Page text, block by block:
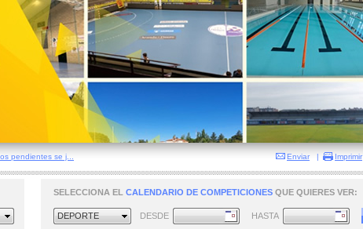
pendientes se j... Enviar | Imprimir
SELECCIONA EL CALENDARIO DE COMPETICIONES QUE QUIERES VER:
DEPORTE DESDE HASTA